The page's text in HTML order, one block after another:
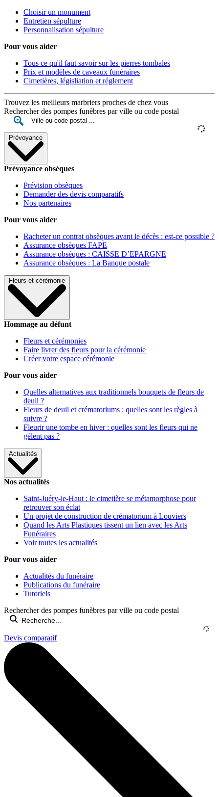
Choisir un monument
Entretien sépulture
Personnalisation sépulture
Pour vous aider
Tous ce qu'il faut savoir sur les pierres tombales
Prix et modèles de caveaux funéraires
Cimetières, législiation et réglement
Trouvez les meilleurs marbriers proches de chez vous
Rechercher des pompes funèbres par ville ou code postal
Prévoyance
Prévoyance obsèques
Prévision obsèques
Demander des devis comparatifs
Nos partenaires
Pour vous aider
Racheter un contrat obsèques avant le décès : est-ce possible ?
Assurance obsèques FAPE
Assurance obsèques : CAISSE D’EPARGNE
Assurance obsèques : La Banque postale
Fleurs et cérémonie
Hommage au défunt
Fleurs et cérémonies
Faire livrer des fleurs pour la cérémonie
Créer votre espace cérémonie
Pour vous aider
Quelles alternatives aux traditionnels bouquets de fleurs de
deuil ?
Fleurs de deuil et crématoriums : quelles sont les règles à
suivre ?
Fleurir une tombe en hiver : quelles sont les fleurs qui ne
gèlent pas ?
Actualités
Nos actualités
Saint-Juéry-le-Haut : le cimetière se métamorphose pour
retrouver son éclat
Un projet de construction de crématorium à Louviers
Quand les Arts Plastiques tissent un lien avec les Arts
Funéraires
Voir toutes les actualités
Pour vous aider
Actualités du funéraire
Publications du funéraire
Tutoriels
Rechercher des pompes funèbres par ville ou code postal
Devis comparatif